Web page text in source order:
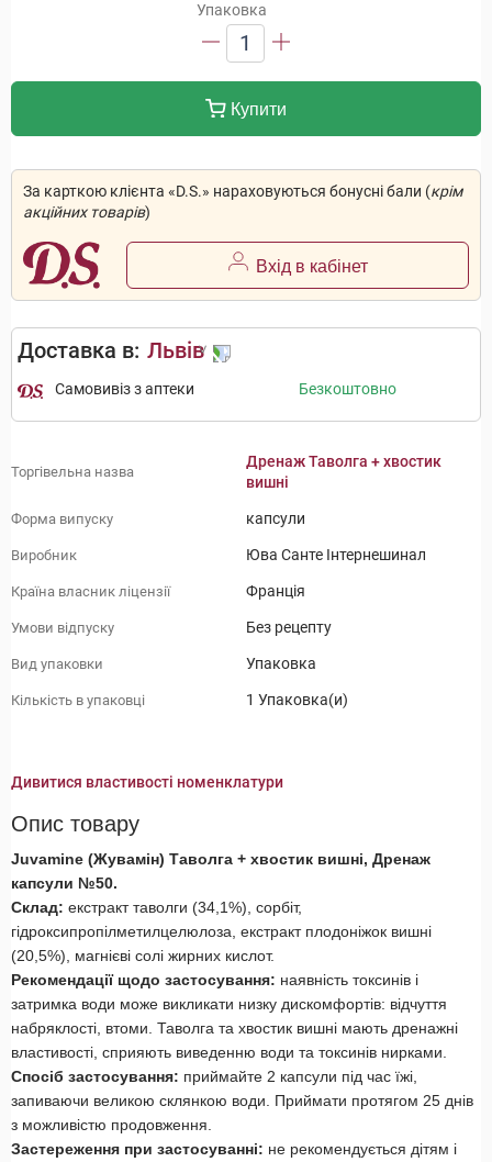
Упаковка
1
Купити
За карткою клієнта «D.S.» нараховуються бонусні бали (крім
акційних товарів)
Вхід в кабінет
Доставка в: Львів
Самовивіз з аптеки Безкоштовно
Торгівельна назва
Дренаж Таволга + хвостик
вишні
Форма випуску капсули
Виробник Юва Санте Інтернешинал
Країна власник ліцензії Франція
Умови відпуску Без рецепту
Вид упаковки Упаковка
Кількість в упаковці 1 Упаковка(и)
Дивитися властивості номенклатури
Опис товару
Juvamine (Жувамін) Таволга + хвостик вишні, Дренаж
капсули №50.
Склад: екстракт таволги (34,1%), сорбіт,
гідроксипропілметилцелюлоза, екстракт плодоніжок вишні
(20,5%), магнієві солі жирних кислот.
Рекомендації щодо застосування: наявність токсинів і
затримка води може викликати низку дискомфортів: відчуття
набряклості, втоми. Таволга та хвостик вишні мають дренажні
властивості, сприяють виведенню води та токсинів нирками.
Спосіб застосування: приймайте 2 капсули під час їжі,
запиваючи великою склянкою води. Приймати протягом 25 днів
з можливістю продовження.
Застереження при застосуванні: не рекомендується дітям і